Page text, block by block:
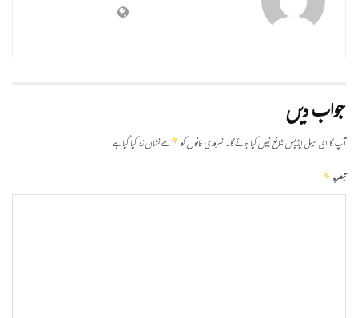
جواب دیں
آپ کا ای میل ایڈریس شائع نہیں کیا جائے گا۔ضروری خانوں کو*سے نشان زد کیا گیا ہے
تبصرہ*